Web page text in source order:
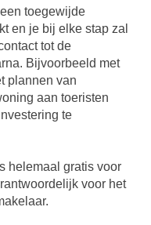
toegewijde
en je bij elke stap zal
tot de
Bijvoorbeeld met
plannen van
aan toeristen
te
helemaal gratis voor
voor het